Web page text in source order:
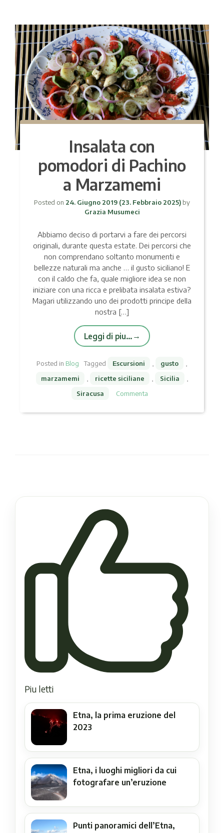
Insalata con
pomodori di Pachino
a Marzamemi
Posted on 24. Giugno 2019 (23. Febbraio 2025) by
Grazia Musumeci
Abbiamo deciso di portarvi a fare dei percorsi
originali, durante questa estate. Dei percorsi che
non comprendano soltanto monumenti e
bellezze naturali ma anche … il gusto siciliano! E
con il caldo che fa, quale migliore idea se non
iniziare con una ricca e prelibata insalata estiva?
Magari utilizzando uno dei prodotti principe della
nostra […]
Leggi di piu…
Posted in Blog Tagged Escursioni gusto
marzamemi
ricette siciliane Sicilia
Siracusa
Commenta
Piu letti
Etna, la prima eruzione del
2023
Etna, i luoghi migliori da cui
fotografare un’eruzione
Punti panoramici dell’Etna,